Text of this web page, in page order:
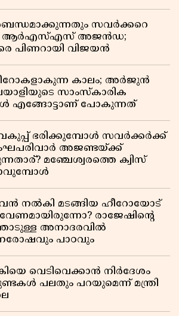
സവർക്കറെ
ആർഎസ്എസ് അജൻഡ;
പിണറായി വിജയൻ
കാലം; അർജുൻ
സാംസ്കാരിക
എങ്ങോട്ടാണ് പോകുന്നത്
വകുപ്പ് ഭരിക്കുമ്പോൾ സവർക്കർക്ക്
അജണ്ടയ്ക്ക്
മഞ്ചേശ്വരത്തെ ക്വിസ്
നൽകി മടങ്ങിയ ഹീറോയോട്
രാജേഷിൻ്റെ
അനാദരവിൽ
പാഠവും
വെടിവെക്കാൻ നിർദേശം
ഗുണ്ടകൾ പലതും പറയുമെന്ന് മന്ത്രി